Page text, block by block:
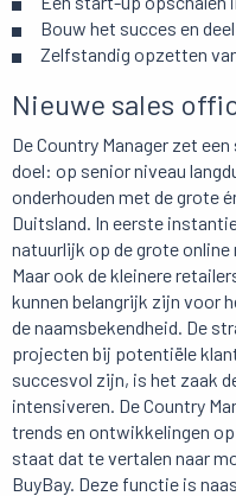
Bouw het succes en
Zelfstandig opzetten
Nieuwe sales
De Country Manager zet
doel: op senior niveau
onderhouden met de grote
Duitsland. In eerste
natuurlijk op de grote online
Maar ook de kleinere
kunnen belangrijk zijn voor
de naamsbekendheid. De
projecten bij potentiële
succesvol zijn, is het zaak
intensiveren. De Country
trends en ontwikkelingen
staat dat te vertalen naar
BuyBay. Deze functie is